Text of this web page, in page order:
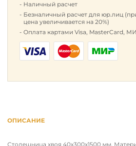
Наличный расчет
Безналичный расчет для юр.лиц
цена увеличивается на 20%)
Оплата картами Visa, MasterCard,
ОПИСАНИЕ
Столешница хвоя 40х300х1500 мм.